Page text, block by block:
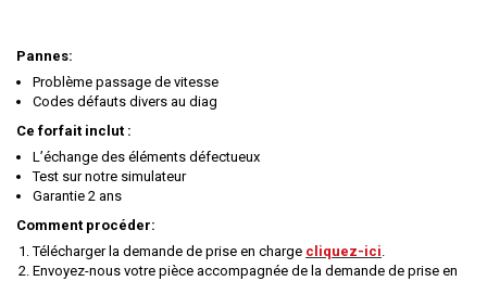
Pannes:
Problème passage de vitesse
Codes défauts divers au diag
Ce forfait inclut :
L’échange des éléments défectueux
Test sur notre simulateur
Garantie 2 ans
Comment procéder:
Télécharger la demande de prise en charge cliquez-ici.
Envoyez-nous votre pièce accompagnée de la demande de prise en